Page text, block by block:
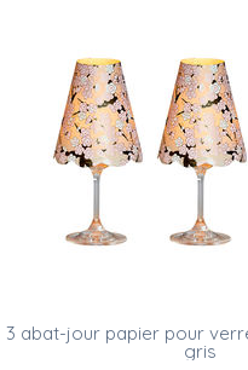
3 abat-jour papier pour
gris